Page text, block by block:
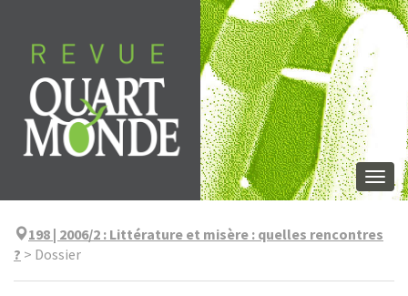
contenu
198 | 2006/2 : Littérature et misère : quelles rencontres
? > Dossier